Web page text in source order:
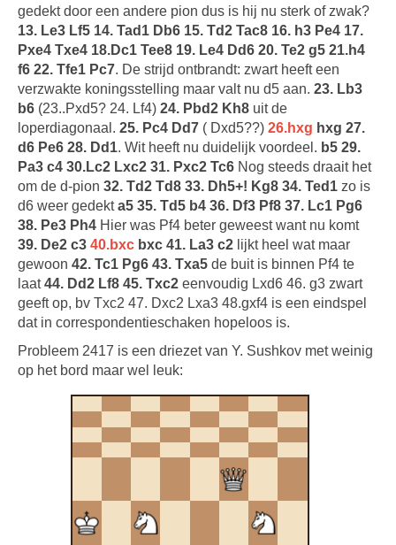
gedekt door een andere pion dus is hij nu sterk of zwak?
13. Le3 Lf5 14. Tad1 Db6 15. Td2 Tac8 16. h3 Pe4 17.
Pxe4 Txe4 18.Dc1 Tee8 19. Le4 Dd6 20. Te2 g5 21.h4
f6 22. Tfe1 Pc7. De strijd ontbrandt: zwart heeft een
verzwakte koningsstelling maar valt nu d5 aan. 23. Lb3
b6 (23..Pxd5? 24. Lf4) 24. Pbd2 Kh8 uit de
loperdiagonaal. 25. Pc4 Dd7 ( Dxd5??) 26.hxg hxg 27.
d6 Pe6 28. Dd1. Wit heeft nu duidelijk voordeel. b5 29.
Pa3 c4 30.Lc2 Lxc2 31. Pxc2 Tc6 Nog steeds draait het
om de d-pion 32. Td2 Td8 33. Dh5+! Kg8 34. Ted1 zo is
d6 weer gedekta5 35. Td5 b4 36. Df3 Pf8 37. Lc1 Pg6
38. Pe3 Ph4 Hier was Pf4 beter geweest want nu komt
39. De2 c3 40.bxc bxc 41. La3 c2 lijkt heel wat maar
gewoon 42. Tc1 Pg6 43. Txa5 de buit is binnen Pf4 te
laat44. Dd2 Lf8 45. Txc2 eenvoudig Lxd6 46. g3 zwart
geeft op, bv Txc2 47. Dxc2 Lxa3 48.gxf4 is een eindspel
dat in correspondentieschaken hopeloos is.
Probleem 2417 is een driezet van Y. Sushkov met weinig
op het bord maar wel leuk: